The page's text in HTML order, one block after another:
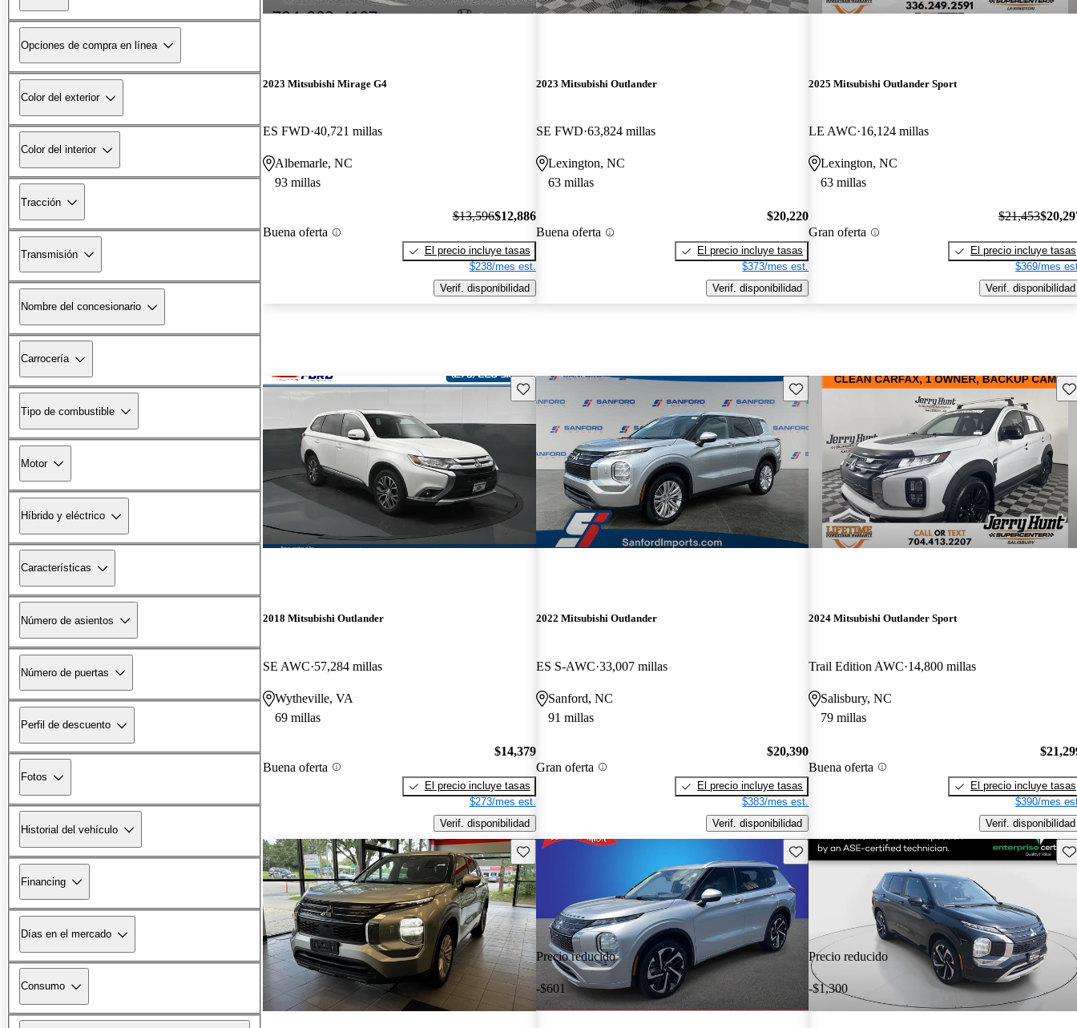
Opciones de compra en línea
Color del exterior
Color del interior
Tracción
Transmisión
Nombre del concesionario
Carrocería
Tipo de combustible
Motor
Híbrido y eléctrico
Características
Número de asientos
Número de puertas
Perfil de descuento
Fotos
Historial del vehículo
Financing
Días en el mercado
Consumo
2023 Mitsubishi Mirage G4
ES FWD 40,721 millas
Albemarle, NC
93 millas
Buena oferta
$13,596$12,886
El precio incluye tasas
$238/mes est.
Verif. disponibilidad
2023 Mitsubishi Outlander
SE FWD 63,824 millas
Lexington, NC
63 millas
Buena oferta
$20,220
El precio incluye tasas
$373/mes est.
Verif. disponibilidad
2025 Mitsubishi Outlander Sport
LE AWC 16,124 millas
Lexington, NC
63 millas
Gran oferta
$21,453
El precio incluye tasas
$369/mes
Verif. disponibilidad
Guarda este Aviso
2018 Mitsubishi Outlander
SE AWC 57,284 millas
Wytheville, VA
69 millas
Buena oferta
$14,379
El precio incluye tasas
$273/mes est.
Verif. disponibilidad
Guarda este Aviso
2022 Mitsubishi Outlander
ES S-AWC 33,007 millas
Sanford, NC
91 millas
Gran oferta
$20,390
El precio incluye tasas
$383/mes est.
Verif. disponibilidad
2024 Mitsubishi Outlander Sport
Trail Edition AWC 14,800 millas
Salisbury, NC
79 millas
Buena oferta
El precio incluye tasas
$390/mes
Verif. disponibilidad
Guarda este Aviso
Precio reducido
-$601
Guarda este Aviso
Precio reducido
-$1,300